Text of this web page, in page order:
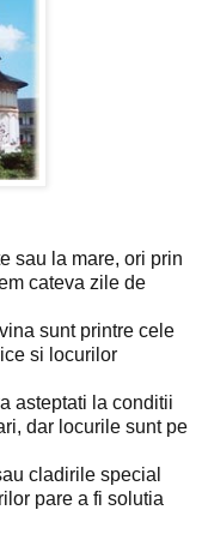
sau la mare, ori prin
cateva zile de
sunt printre cele
si locurilor
asteptati la conditii
dar locurile sunt pe
cladirile special
pare a fi solutia